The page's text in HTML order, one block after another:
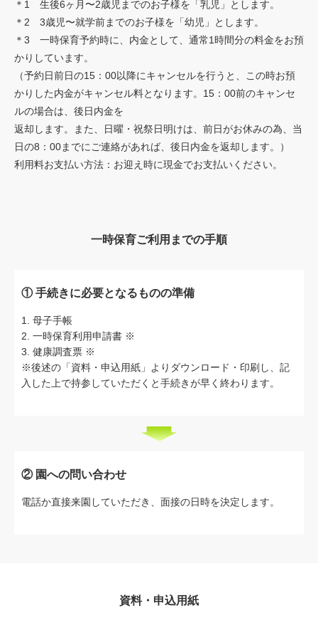
＊1 生後6ヶ月〜2歳児までのお子様を「乳児」とします。
＊2 3歳児〜就学前までのお子様を「幼児」とします。
＊3 一時保育予約時に、内金として、通常1時間分の料金をお預
かりしています。
（予約日前日の15：00以降にキャンセルを行うと、この時お預
かりした内金がキャンセル料となります。15：00前のキャンセ
ルの場合は、後日内金を
返却します。また、日曜・祝祭日明けは、前日がお休みの為、当
日の8：00までにご連絡があれば、後日内金を返却します。）
利用料お支払い方法：お迎え時に現金でお支払いください。
一時保育ご利用までの手順
① 手続きに必要となるものの準備
1. 母子手帳
2. 一時保育利用申請書 ※
3. 健康調査票 ※
※後述の「資料・申込用紙」よりダウンロード・印刷し、記
入した上で持参していただくと手続きが早く終わります。
② 園への問い合わせ
電話か直接来園していただき、面接の日時を決定します。
資料・申込用紙